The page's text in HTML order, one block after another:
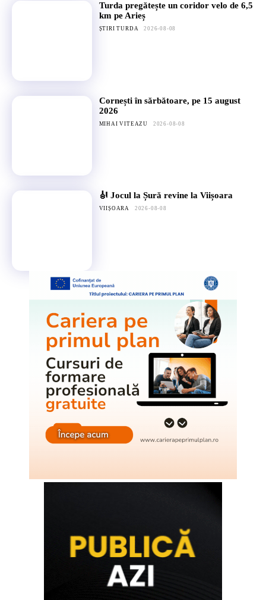
Turda pregătește un coridor velo de 6,5
km pe Arieș
ȘTIRI TURDA 2026-08-08
Cornești în sărbătoare, pe 15 august
2026
MIHAI VITEAZU 2026-08-08
🎻 Jocul la Șură revine la Viișoara
VIIȘOARA 2026-08-08